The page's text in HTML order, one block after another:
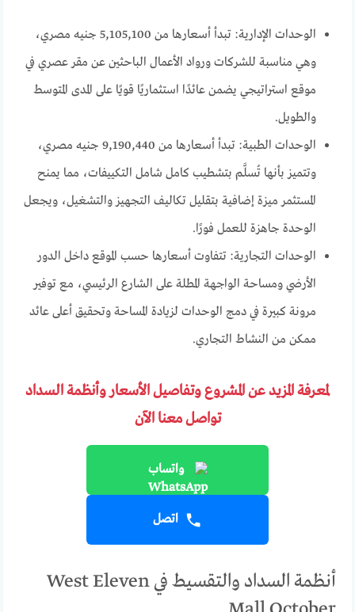
الوحدات الإدارية: تبدأ أسعارها من 5,105,100 جنيه مصري،
وهي مناسبة للشركات ورواد الأعمال الباحثين عن مقر عصري في
موقع استراتيجي يضمن عائدًا استثماريًا قويًا على المدى المتوسط
والطويل.
الوحدات الطبية: تبدأ أسعارها من 9,190,440 جنيه مصري،
وتتميز بأنها تُسلَّم بتشطيب كامل شامل التكييفات، مما يمنح
المستثمر ميزة إضافية بتقليل تكاليف التجهيز والتشغيل، ويجعل
الوحدة جاهزة للعمل فورًا.
الوحدات التجارية: تتفاوت أسعارها حسب الموقع داخل الدور
الأرضي ومساحة الواجهة المطلة على الشارع الرئيسي، مع توفير
مرونة كبيرة في دمج الوحدات لزيادة المساحة وتحقيق أعلى عائد
ممكن من النشاط التجاري.
لمعرفة المزيد عن المشروع وتفاصيل الأسعار وأنظمة السداد
تواصل معنا الآن
واتساب
اتصل
أنظمة السداد والتقسيط في West Eleven